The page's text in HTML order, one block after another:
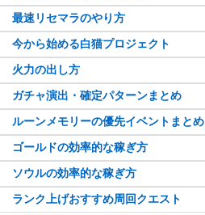
最速リセマラのやり方
今から始める白猫プロジェクト
火力の出し方
ガチャ演出・確定パターンまとめ
ルーンメモリーの優先イベントまとめ
ゴールドの効率的な稼ぎ方
ソウルの効率的な稼ぎ方
ランク上げおすすめ周回クエスト